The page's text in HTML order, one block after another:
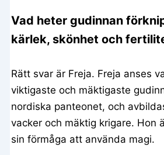
Vad heter gudinnan
kärlek, skönhet och
Rätt svar är Freja. Freja anses
viktigaste och mäktigaste
nordiska panteonet, och
vacker och mäktig krigare. Hon
sin förmåga att använda magi.